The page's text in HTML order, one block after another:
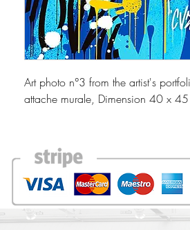
Art photo n°3 from the artist's
attache murale, Dimension 40 x